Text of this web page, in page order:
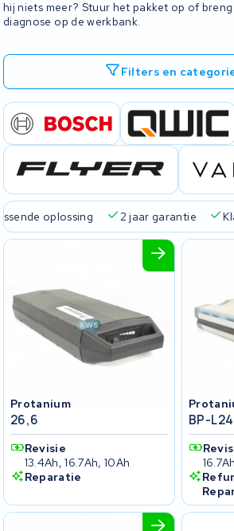
hij niets meer? Stuur het pakket op of
diagnose op de werkbank.
Filters en
oplossing 2 jaar garantie
Protanium
26,6
Revisie
13.4Ah, 16.7Ah, 10Ah
Reparatie
BP-